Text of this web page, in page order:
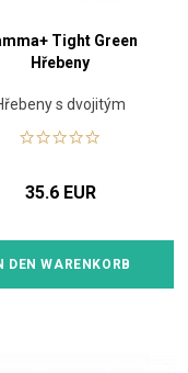
Tight Green
Hřebeny
s dvojitým
35.6 EUR
DEN WARENKORB